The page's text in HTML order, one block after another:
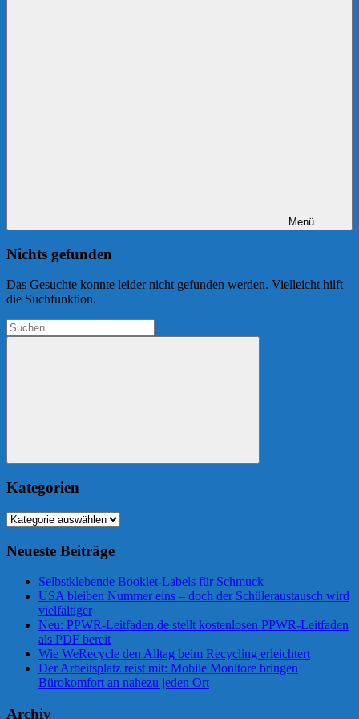
Menü
Nichts gefunden
Das Gesuchte konnte leider nicht gefunden werden. Vielleicht hilft
die Suchfunktion.
Suchen
nach:
Suchen
Kategorien
Kategorien
Neueste Beiträge
Selbstklebende Booklet-Labels für Schmuck
USA bleiben Nummer eins – doch der Schüleraustausch wird
vielfältiger
Neu: PPWR-Leitfaden.de stellt kostenlosen PPWR-Leitfaden
als PDF bereit
Wie WeRecycle den Alltag beim Recycling erleichtert
Der Arbeitsplatz reist mit: Mobile Monitore bringen
Bürokomfort an nahezu jeden Ort
Archiv